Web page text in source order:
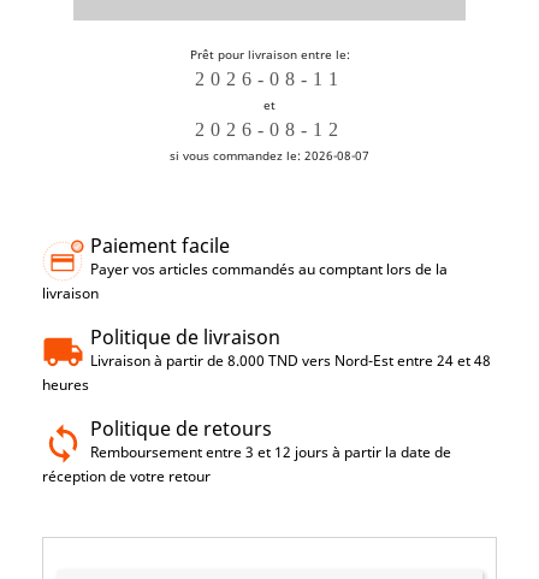
Prêt pour livraison entre le:
et
si vous commandez le: 2026-08-07
Paiement facile
Payer vos articles commandés au comptant lors de la
livraison
Politique de livraison
Livraison à partir de 8.000 TND vers Nord-Est entre 24 et 48
heures
Politique de retours
Remboursement entre 3 et 12 jours à partir la date de
réception de votre retour